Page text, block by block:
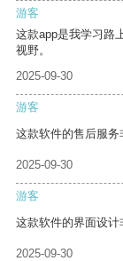
游客
这款app是我学习路
视野。
2025-09-30
游客
这款软件的售后服务
2025-09-30
游客
这款软件的界面设计
2025-09-30